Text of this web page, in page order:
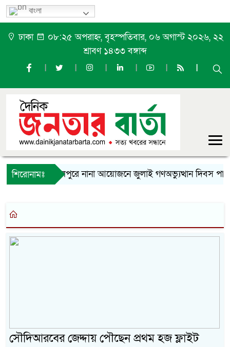
বাংলা
ঢাকা
০৮:২৫ অপরাহ্ন, বৃহস্পতিবার, ০৬ অগাস্ট ২০২৬, ২২
শ্রাবণ ১৪৩৩ বঙ্গাব্দ
শিরোনামঃ ফুলপুরে নানা আয়োজনে জুলাই গণঅভ্যুত্থান দিবস
সৌদিআরবের জেদ্দায় পৌছেন প্রথম হজ ফ্লাইট